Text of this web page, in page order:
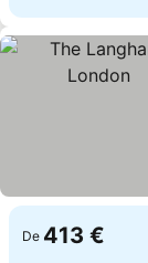
De 413 €